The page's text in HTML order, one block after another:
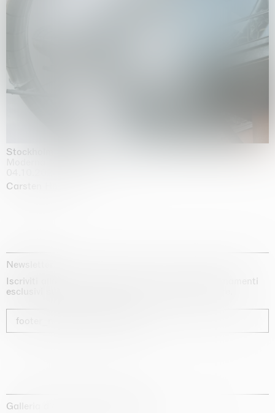
Stockholm Slides
Carsten Höller
Newsletter
Iscriviti alla nostra newsletter per ricevere aggiornamenti
esclusivi sui nostri artisti, sulle mostre e sulle fiere.
footer_newsletter_subscribe
Galleria d'arte fondata nel 1987